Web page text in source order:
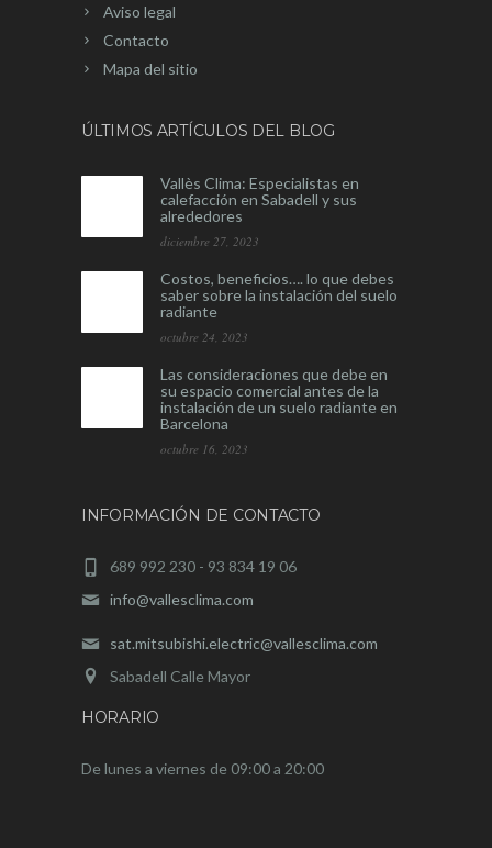
Aviso legal
Contacto
Mapa del sitio
ÚLTIMOS ARTÍCULOS DEL BLOG
Vallès Clima: Especialistas en
calefacción en Sabadell y sus
alrededores
diciembre 27, 2023
Costos, beneficios…. lo que debes
saber sobre la instalación del suelo
radiante
octubre 24, 2023
Las consideraciones que debe en
su espacio comercial antes de la
instalación de un suelo radiante en
Barcelona
octubre 16, 2023
INFORMACIÓN DE CONTACTO
689 992 230 - 93 834 19 06
info@vallesclima.com
sat.mitsubishi.electric@vallesclima.com
Sabadell Calle Mayor
HORARIO
De lunes a viernes de 09:00 a 20:00